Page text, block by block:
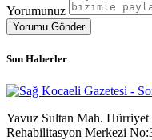
Yorumunuz
Yorumu Gönder
Son Haberler
Yavuz Sultan Mah.
Rehabilitasyon Merkezi